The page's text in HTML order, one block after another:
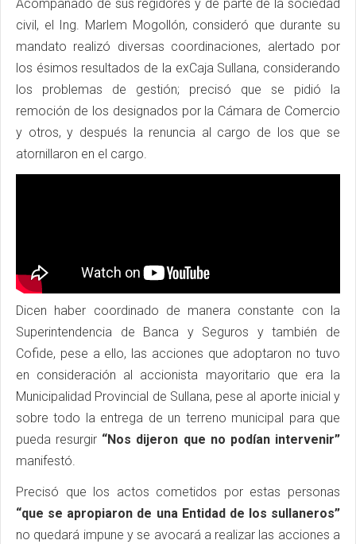
Acompañado de sus regidores y de parte de la sociedad
civil, el Ing. Marlem Mogollón, consideró que durante su
mandato realizó diversas coordinaciones, alertado por
los ésimos resultados de la exCaja Sullana, considerando
los problemas de gestión; precisó que se pidió la
remoción de los designados por la Cámara de Comercio
y otros, y después la renuncia al cargo de los que se
atornillaron en el cargo.
Dicen haber coordinado de manera constante con la
Superintendencia de Banca y Seguros y también de
Cofide, pese a ello, las acciones que adoptaron no tuvo
en consideración al accionista mayoritario que era la
Municipalidad Provincial de Sullana, pese al aporte inicial y
sobre todo la entrega de un terreno municipal para que
pueda resurgir “Nos dijeron que no podían intervenir”
manifestó.
Precisó que los actos cometidos por estas personas
“que se apropiaron de una Entidad de los sullaneros”
no quedará impune y se avocará a realizar las acciones a